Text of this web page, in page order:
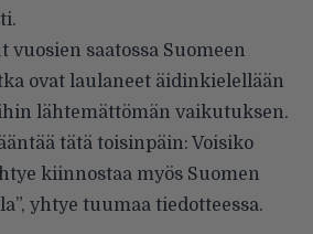
vuosien saatossa Suomeen
ovat laulaneet äidinkielellään
lähtemättömän vaikutuksen.
tätä toisinpäin: Voisiko
kiinnostaa myös Suomen
yhtye tuumaa tiedotteessa.